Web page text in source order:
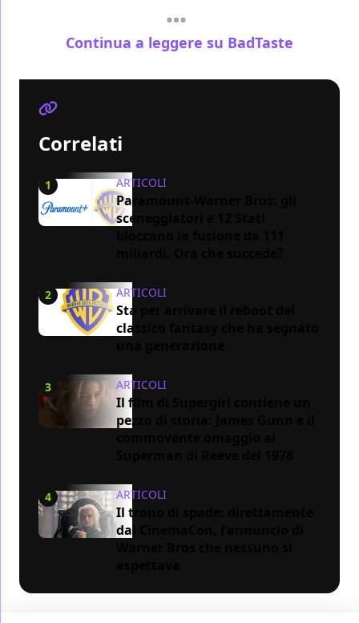
Continua a leggere su BadTaste
Correlati
1 ARTICOLI
Paramount-Warner Bros: gli
sceneggiatori e 12 Stati
2 ARTICOLI
Sta per arrivare il reboot del
classico fantasy che ha segnato
3 ARTICOLI
Il film di Supergirl contiene un
pezzo di storia: James Gunn e il
4 ARTICOLI
Il trono di spade: direttamente
dal CinemaCon, l'annuncio di